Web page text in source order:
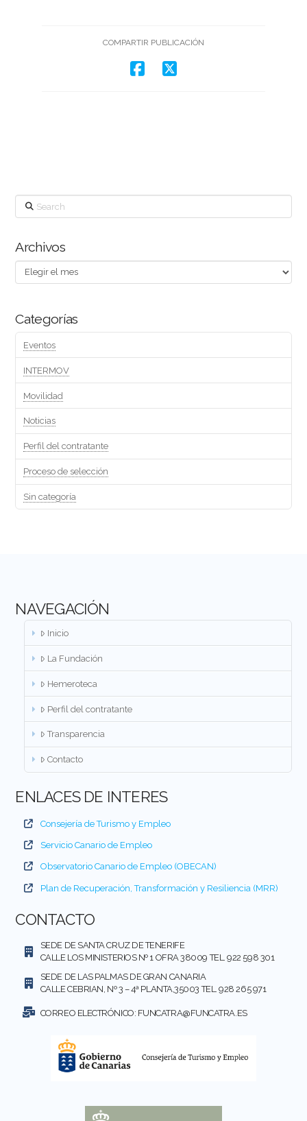
COMPARTIR PUBLICACIÓN
Search
Archivos
Archivos
Categorías
Eventos
INTERMOV
Movilidad
Noticias
Perfil del contratante
Proceso de selección
Sin categoría
NAVEGACIÓN
Inicio
La Fundación
Hemeroteca
Perfil del contratante
Transparencia
Contacto
ENLACES DE INTERES
Consejería de Turismo y Empleo
Servicio Canario de Empleo
Observatorio Canario de Empleo (OBECAN)
Plan de Recuperación, Transformación y Resiliencia (MRR)
CONTACTO
SEDE DE SANTA CRUZ DE TENERIFE
CALLE LOS MINISTERIOS Nº 1 OFRA 38009 TEL. 922 598 301
SEDE DE LAS PALMAS DE GRAN CANARIA
CALLE CEBRIAN, Nº 3 – 4ª PLANTA,35003 TEL. 928 265 971
CORREO ELECTRÓNICO: FUNCATRA@FUNCATRA.ES